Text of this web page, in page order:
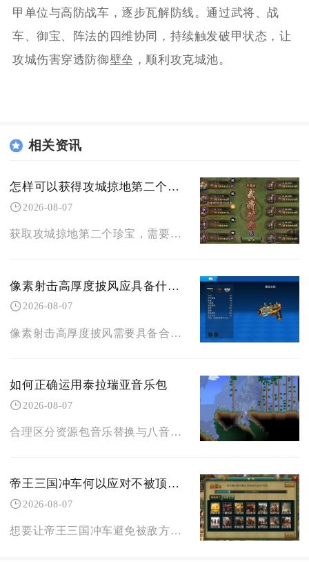
甲单位与高防战车，逐步瓦解防线。通过武将、战
车、御宝、阵法的四维协同，持续触发破甲状态，让
攻城伤害穿透防御壁垒，顺利攻克城池。
相关资讯
怎样可以获得攻城掠地第二个珍宝
2026-08-07
获取攻城掠地第二个珍宝，需要先完整修复第一件珍宝，再持续参与丝绸之路积攒二珍宝全套部件碎片
像素射击高厚度披风应具备什么样的设计元素
2026-08-07
像素射击高厚度披风需要具备合理的分层像素结构、收敛式外轮廓、低干扰纹理分区、适配对战的色彩
如何正确运用泰拉瑞亚音乐包
2026-08-07
合理区分资源包音乐替换与八音盒录制播放两套体系、规范文件部署路径、搭配场景灵活切换播放方式
帝王三国冲车何以应对不被顶翻的挑战
2026-08-07
想要让帝王三国冲车避免被敌方部队顶翻，核心思路是构建多层封锁阵线切断近战单位贴脸路径，配合